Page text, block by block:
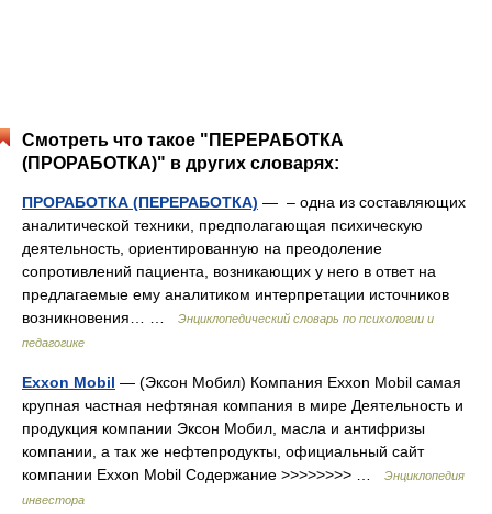
Смотреть что такое "ПЕРЕРАБОТКА
(ПРОРАБОТКА)" в других словарях:
ПРОРАБОТКА (ПЕРЕРАБОТКА) — – одна из составляющих
аналитической техники, предполагающая психическую
деятельность, ориентированную на преодоление
сопротивлений пациента, возникающих у него в ответ на
предлагаемые ему аналитиком интерпретации источников
возникновения… …
Энциклопедический словарь по психологии и
педагогике
Exxon Mobil — (Эксон Мобил) Компания Exxon Mobil самая
крупная частная нефтяная компания в мире Деятельность и
продукция компании Эксон Мобил, масла и антифризы
компании, а так же нефтепродукты, официальный сайт
компании Exxon Mobil Содержание >>>>>>>> …
Энциклопедия
инвестора